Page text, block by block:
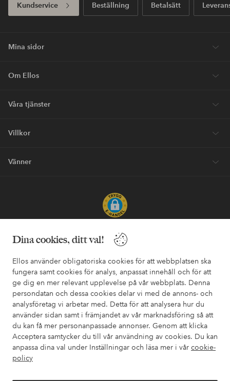
Dina cookies, ditt val!
Ellos använder obligatoriska cookies för att webbplatsen ska
fungera samt cookies för analys, anpassat innehåll och för att
ge dig en mer relevant upplevelse på vår webbplats. Denna
persondatan och dessa cookies delar vi med de annons- och
analysföretag vi arbetar med. Detta för att analysera hur du
använder sidan samt i främjandet av vår marknadsföring så att
du kan få mer personanpassade annonser. Genom att klicka
Acceptera samtycker du till vår användning av cookies. Du kan
anpassa dina val under Inställningar och läsa mer i vår cookie-
policy
Kundservice Beställning Betalsätt
Mina sidor
Om Ellos
Våra tjänster
Villkor
Vänner
Säkra betalningar - Betala direkt eller dela upp
Vill du veta mer om
våra betalalternativ
elpy elpy
Sverige - Välj land
Facebook Instagram Pinterest Youtube